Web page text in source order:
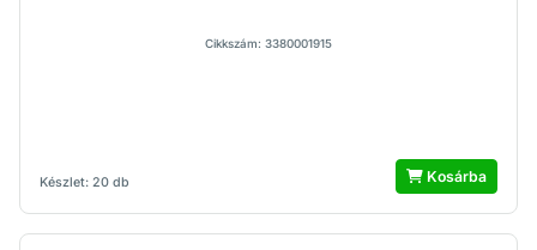
Készlet: 20 db
Cikkszám: 3380001915
Kosárba